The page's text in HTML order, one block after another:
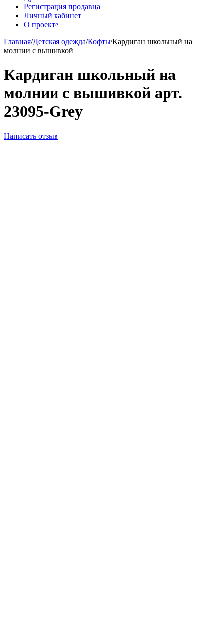
Регистрация продавца
Личный кабинет
О проекте
Главная/Детская одежда/Кофты/Кардиган школьный на
молнии с вышивкой
Кардиган школьный на
молнии с вышивкой арт.
23095-Grey
Написать отзыв